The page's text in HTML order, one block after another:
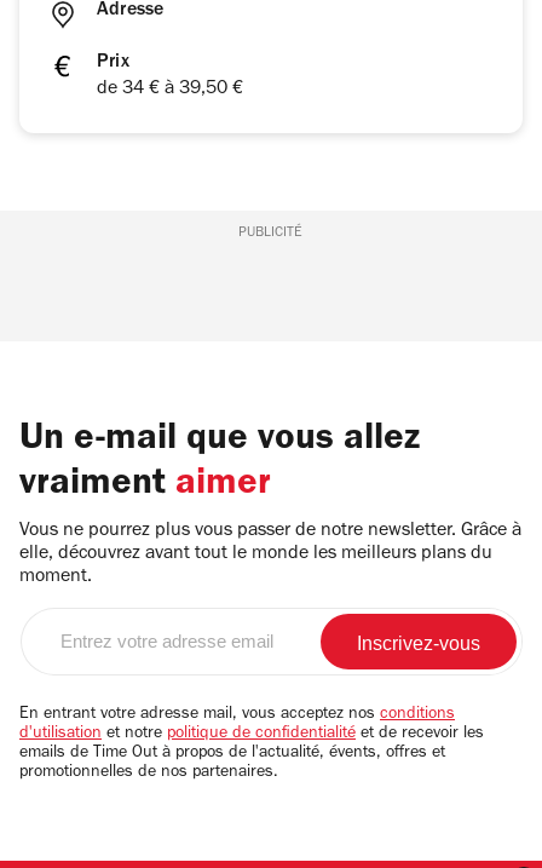
Adresse
Prix
de 34 € à 39,50 €
PUBLICITÉ
Un e-mail que vous allez
vraiment aimer
Vous ne pourrez plus vous passer de notre newsletter. Grâce à
elle, découvrez avant tout le monde les meilleurs plans du
moment.
email
En entrant votre adresse mail, vous acceptez nos conditions
d'utilisation et notre politique de confidentialité et de recevoir les
emails de Time Out à propos de l'actualité, évents, offres et
promotionnelles de nos partenaires.